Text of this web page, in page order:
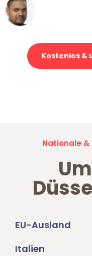
Kostenlos &
Nationale
EU-Ausland
Italien